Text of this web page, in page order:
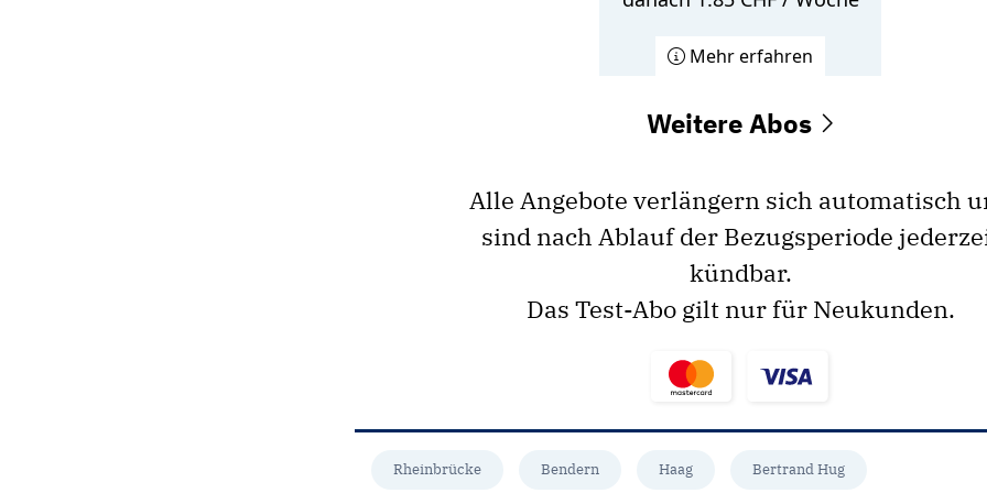
Mehr erfahren
Weitere Abos
Alle Angebote verlängern sich automatisch
sind nach Ablauf der Bezugsperiode
kündbar.
Das Test-Abo gilt nur für Neukunden.
Rheinbrücke Bendern Haag Bertrand Hug